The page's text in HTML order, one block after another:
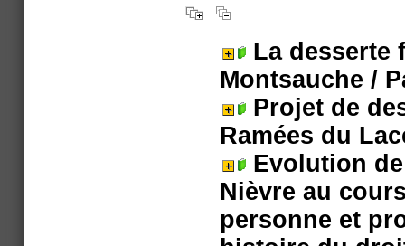
La desserte
Montsauche /
Projet de
Ramées du
Evolution
Nièvre au
personne et